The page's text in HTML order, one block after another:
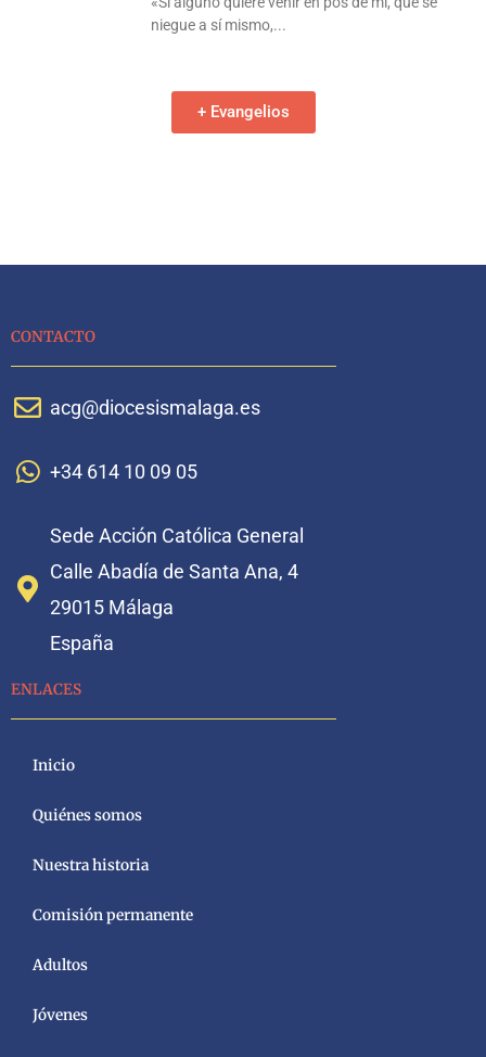
niegue a sí mismo,
+ Evangelios
CONTACTO
acg@diocesismalaga.es
+34 614 10 09 05
Sede Acción Católica General
Calle Abadía de Santa Ana, 4
29015 Málaga
España
ENLACES
Inicio
Quiénes somos
Nuestra historia
Comisión permanente
Adultos
Jóvenes